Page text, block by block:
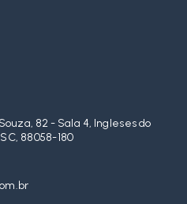
82 - Sala 4, Ingleses do
88058-180